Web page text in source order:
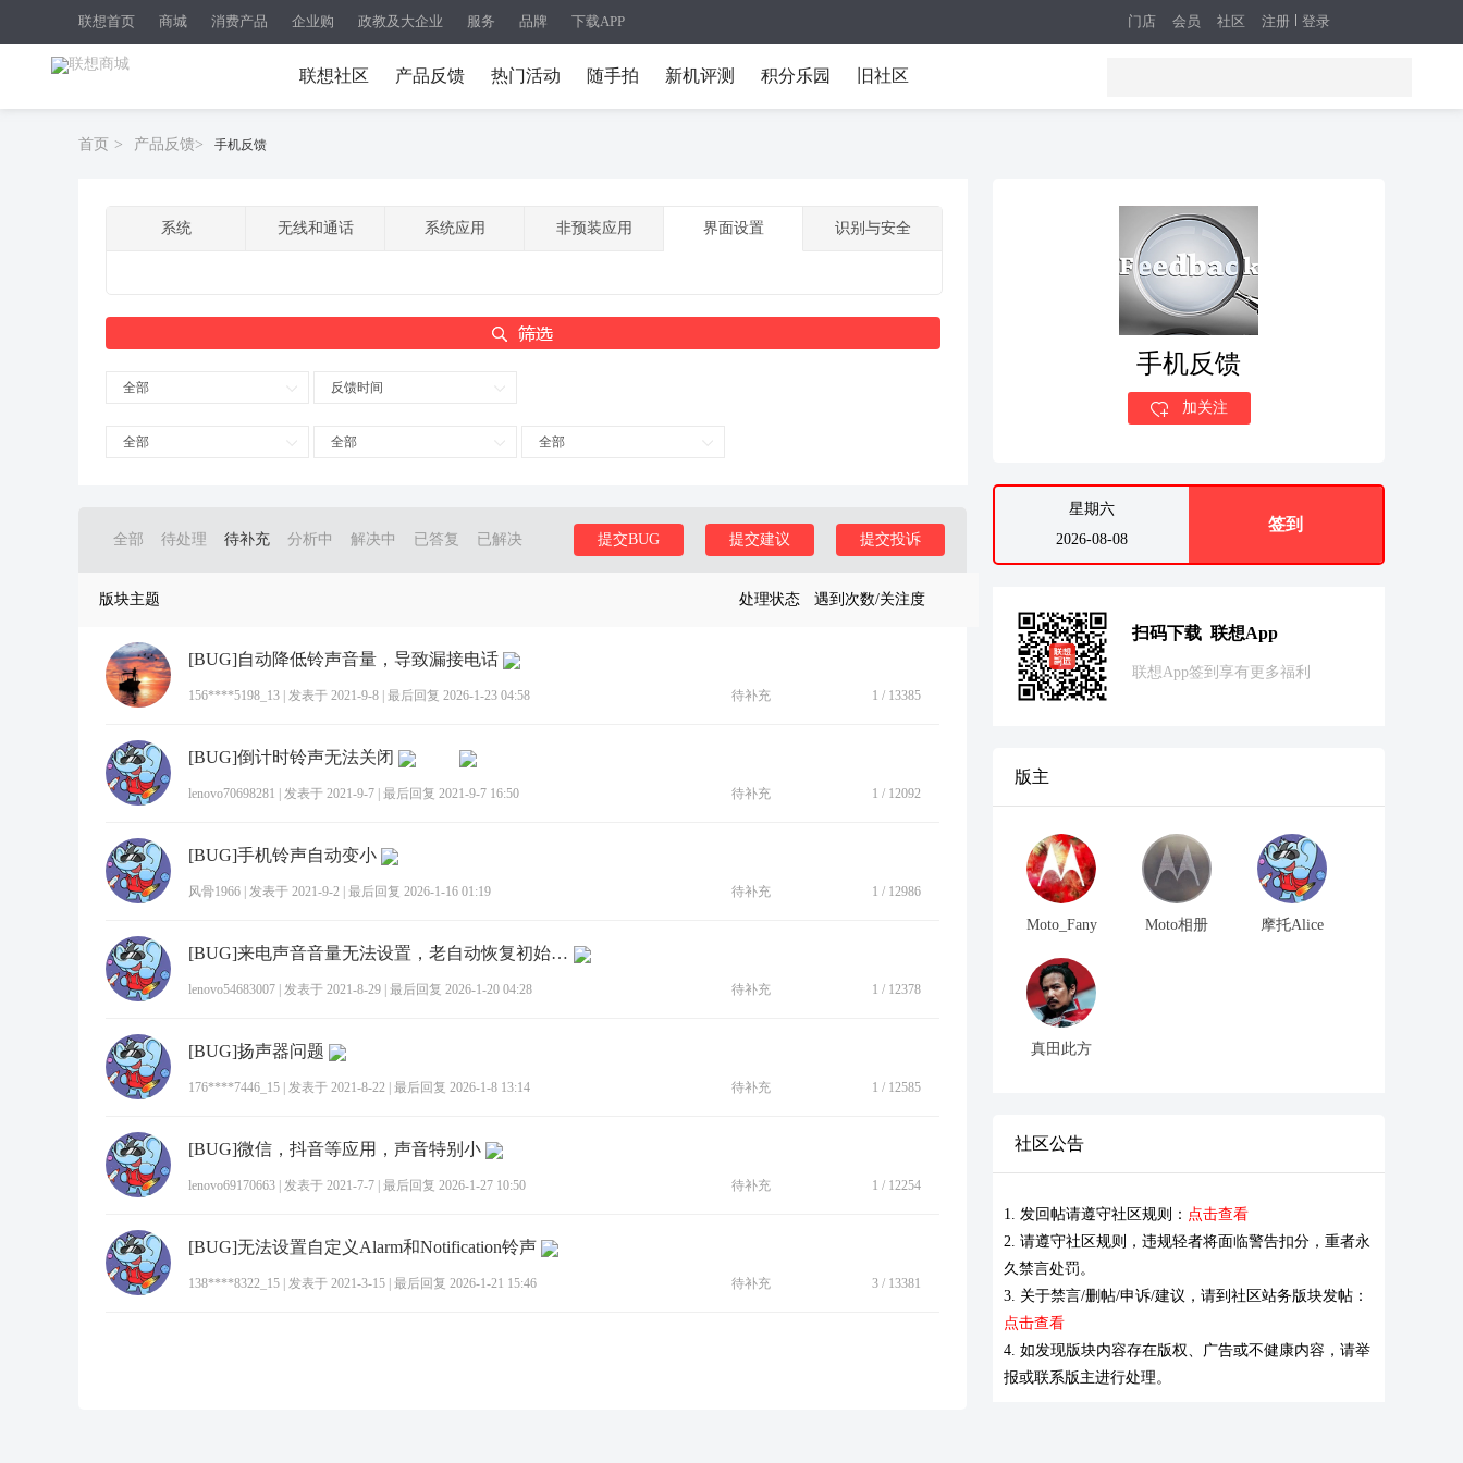
联想首页 商城 消费产品 企业购 政教及大企业 服务 品牌 下载APP 注册 登录
门店 会员 社区
联想社区 产品反馈 热门活动 随手拍 新机评测 积分乐园 旧社区
首页 > 产品反馈> 手机反馈
系统 无线和通话 系统应用 非预装应用 界面设置 识别与安全
全部 反馈时间
全部 全部 全部
全部 待处理 待补充 分析中 解决中 已答复 已解决 提交投诉
提交建议
提交BUG
版块主题 处理状态 遇到次数/关注度
[BUG]自动降低铃声音量，导致漏接电话
156****5198_13 发表于 2021-9-8 最后回复 2026-1-23 04:58 待补充 1 / 13385
[BUG]倒计时铃声无法关闭
lenovo70698281 发表于 2021-9-7 最后回复 2021-9-7 16:50 待补充 1 / 12092
[BUG]手机铃声自动变小
风骨1966 发表于 2021-9-2 最后回复 2026-1-16 01:19 待补充 1 / 12986
[BUG]来电声音音量无法设置，老自动恢复初始大小音量
lenovo54683007 发表于 2021-8-29 最后回复 2026-1-20 04:28 待补充 1 / 12378
[BUG]扬声器问题
176****7446_15 发表于 2021-8-22 最后回复 2026-1-8 13:14 待补充 1 / 12585
[BUG]微信，抖音等应用，声音特别小
lenovo69170663 发表于 2021-7-7 最后回复 2026-1-27 10:50 待补充 1 / 12254
[BUG]无法设置自定义Alarm和Notification铃声
138****8322_15 发表于 2021-3-15 最后回复 2026-1-21 15:46 待补充 3 / 13381
手机反馈
加关注
星期六
2026-08-08
签到
扫码下载 联想App
联想App签到享有更多福利
版主
Moto_Fany Moto相册 摩托Alice
真田此方
社区公告
1. 发回帖请遵守社区规则： 点击查看
2. 请遵守社区规则，违规轻者将面临警告扣分，重者永
久禁言处罚。
3. 关于禁言/删帖/申诉/建议，请到社区站务版块发帖：
点击查看
4. 如发现版块内容存在版权、广告或不健康内容，请举
报或联系版主进行处理。